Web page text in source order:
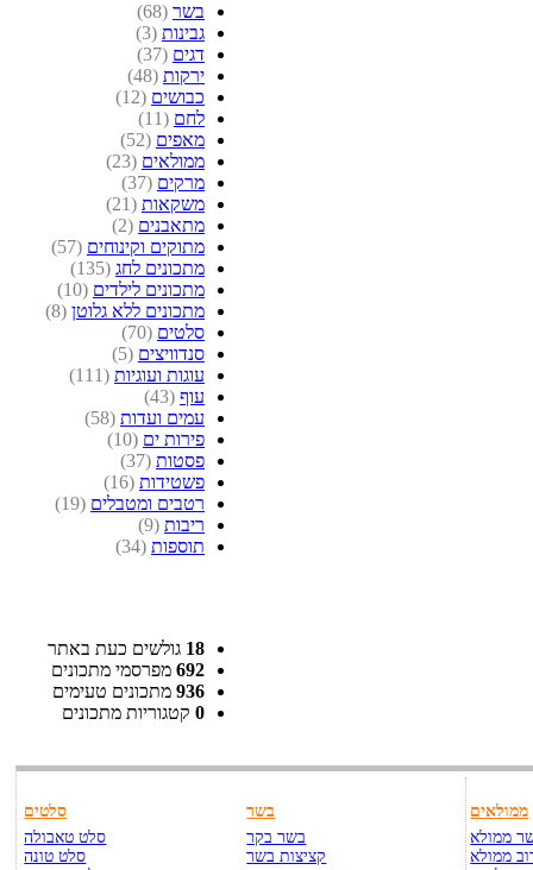
בשר (68)
גבינות (3)
דגים (37)
ירקות (48)
כבושים (12)
לחם (11)
מאפים (52)
ממולאים (23)
מרקים (37)
משקאות (21)
מתאבנים (2)
מתוקים וקינוחים (57)
מתכונים לחג (135)
מתכונים לילדים (10)
מתכונים ללא גלוטן (8)
סלטים (70)
סנדוויצים (5)
עוגות ועוגיות (111)
עוף (43)
עמים ועדות (58)
פירות ים (10)
פסטות (37)
פשטידות (16)
רטבים ומטבלים (19)
ריבות (9)
תוספות (34)
18 גולשים כעת באתר
692 מפרסמי מתכונים
936 מתכונים טעימים
0 קטגוריות מתכונים
סלטים
סלט טאבולה
סלט טונה
בשר
בשר בקר
קציצות בשר
ממולאים
ממולא
ממולא